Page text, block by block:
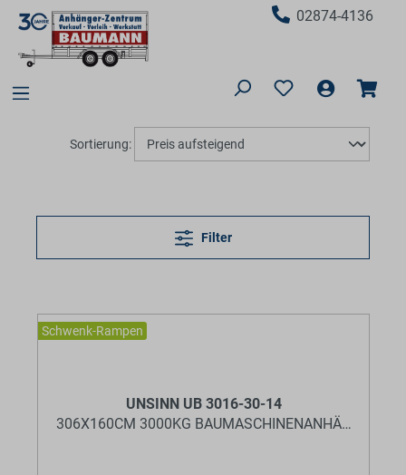
02874-4136
Sortierung:
Filter
Schwenk-Rampen
UNSINN UB 3016-30-14
306X160CM 3000KG BAUMASCHINENANHÄNGER